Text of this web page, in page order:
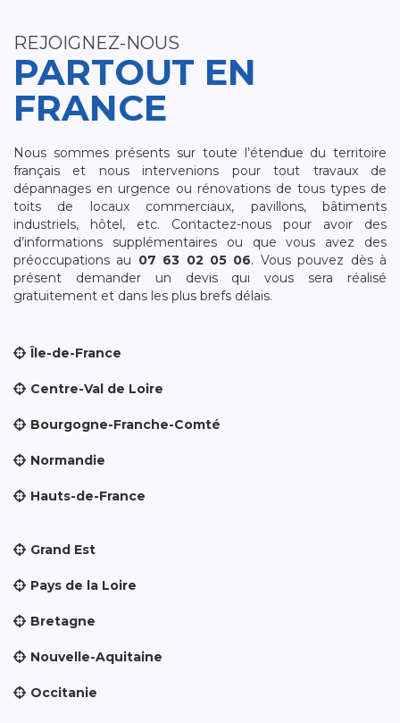
REJOIGNEZ-NOUS
PARTOUT EN
FRANCE
Nous sommes présents sur toute l’étendue du territoire
français et nous intervenions pour tout travaux de
dépannages en urgence ou rénovations de tous types de
toits de locaux commerciaux, pavillons, bâtiments
industriels, hôtel, etc. Contactez-nous pour avoir des
d’informations supplémentaires ou que vous avez des
préoccupations au 07 63 02 05 06. Vous pouvez dès à
présent demander un devis qui vous sera réalisé
gratuitement et dans les plus brefs délais.
Île-de-France
Centre-Val de Loire
Bourgogne-Franche-Comté
Normandie
Hauts-de-France
Grand Est
Pays de la Loire
Bretagne
Nouvelle-Aquitaine
Occitanie